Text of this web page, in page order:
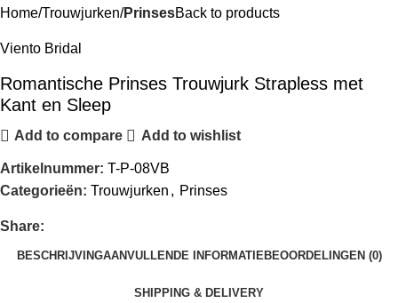
Home Trouwjurken PrinsesBack to products
Viento Bridal
Romantische Prinses Trouwjurk Strapless met
Kant en Sleep
Add to compare Add to wishlist
Artikelnummer: T-P-08VB
Categorieën: Trouwjurken , Prinses
Share:
BESCHRIJVINGAANVULLENDE INFORMATIEBEOORDELINGEN (0)
SHIPPING & DELIVERY